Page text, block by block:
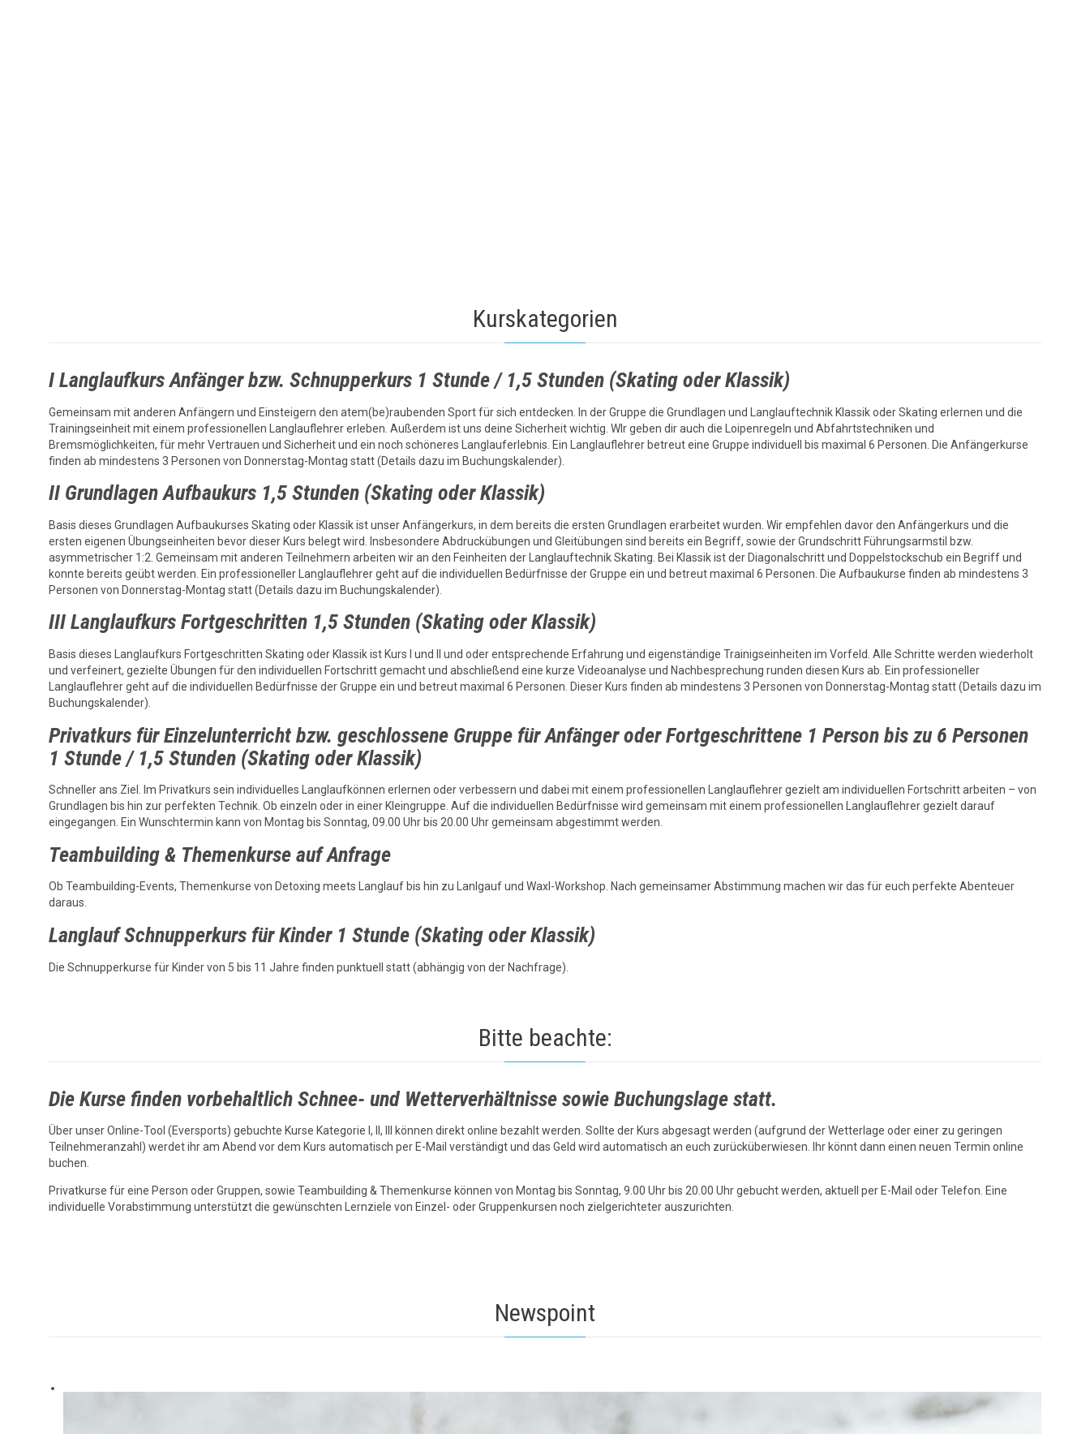
Kurskategorien
I Langlaufkurs Anfänger bzw. Schnupperkurs 1 Stunde / 1,5 Stunden (Skating oder Klassik)
Gemeinsam mit anderen Anfängern und Einsteigern den atem(be)raubenden Sport für sich entdecken. In der Gruppe die Grundlagen und Langlauftechnik Klassik oder Skating erlernen und die
Trainingseinheit mit einem professionellen Langlauflehrer erleben. Außerdem ist uns deine Sicherheit wichtig. WIr geben dir auch die Loipenregeln und Abfahrtstechniken und
Bremsmöglichkeiten, für mehr Vertrauen und Sicherheit und ein noch schöneres Langlauferlebnis. Ein Langlauflehrer betreut eine Gruppe individuell bis maximal 6 Personen. Die Anfängerkurse
finden ab mindestens 3 Personen von Donnerstag-Montag statt (Details dazu im Buchungskalender).
II Grundlagen Aufbaukurs 1,5 Stunden (Skating oder Klassik)
Basis dieses Grundlagen Aufbaukurses Skating oder Klassik ist unser Anfängerkurs, in dem bereits die ersten Grundlagen erarbeitet wurden. Wir empfehlen davor den Anfängerkurs und die
ersten eigenen Übungseinheiten bevor dieser Kurs belegt wird. Insbesondere Abdruckübungen und Gleitübungen sind bereits ein Begriff, sowie der Grundschritt Führungsarmstil bzw.
asymmetrischer 1:2. Gemeinsam mit anderen Teilnehmern arbeiten wir an den Feinheiten der Langlauftechnik Skating. Bei Klassik ist der Diagonalschritt und Doppelstockschub ein Begriff und
konnte bereits geübt werden. Ein professioneller Langlauflehrer geht auf die individuellen Bedürfnisse der Gruppe ein und betreut maximal 6 Personen. Die Aufbaukurse finden ab mindestens 3
Personen von Donnerstag-Montag statt (Details dazu im Buchungskalender).
III Langlaufkurs Fortgeschritten 1,5 Stunden (Skating oder Klassik)
Basis dieses Langlaufkurs Fortgeschritten Skating oder Klassik ist Kurs I und II und oder entsprechende Erfahrung und eigenständige Trainigseinheiten im Vorfeld. Alle Schritte werden wiederholt
und verfeinert, gezielte Übungen für den individuellen Fortschritt gemacht und abschließend eine kurze Videoanalyse und Nachbesprechung runden diesen Kurs ab. Ein professioneller
Langlauflehrer geht auf die individuellen Bedürfnisse der Gruppe ein und betreut maximal 6 Personen. Dieser Kurs finden ab mindestens 3 Personen von Donnerstag-Montag statt (Details dazu im
Buchungskalender).
Privatkurs für Einzelunterricht bzw. geschlossene Gruppe für Anfänger oder Fortgeschrittene 1 Person bis zu 6 Personen
1 Stunde / 1,5 Stunden (Skating oder Klassik)
Schneller ans Ziel. Im Privatkurs sein individuelles Langlaufkönnen erlernen oder verbessern und dabei mit einem professionellen Langlauflehrer gezielt am individuellen Fortschritt arbeiten – von
Grundlagen bis hin zur perfekten Technik. Ob einzeln oder in einer Kleingruppe. Auf die individuellen Bedürfnisse wird gemeinsam mit einem professionellen Langlauflehrer gezielt darauf
eingegangen. Ein Wunschtermin kann von Montag bis Sonntag, 09.00 Uhr bis 20.00 Uhr gemeinsam abgestimmt werden.
Teambuilding & Themenkurse auf Anfrage
Ob Teambuilding-Events, Themenkurse von Detoxing meets Langlauf bis hin zu Lanlgauf und Waxl-Workshop. Nach gemeinsamer Abstimmung machen wir das für euch perfekte Abenteuer
daraus.
Langlauf Schnupperkurs für Kinder 1 Stunde (Skating oder Klassik)
Die Schnupperkurse für Kinder von 5 bis 11 Jahre finden punktuell statt (abhängig von der Nachfrage).
Bitte beachte:
Die Kurse finden vorbehaltlich Schnee- und Wetterverhältnisse sowie Buchungslage statt.
Über unser Online-Tool (Eversports) gebuchte Kurse Kategorie I, II, III können direkt online bezahlt werden. Sollte der Kurs abgesagt werden (aufgrund der Wetterlage oder einer zu geringen
Teilnehmeranzahl) werdet ihr am Abend vor dem Kurs automatisch per E-Mail verständigt und das Geld wird automatisch an euch zurücküberwiesen. Ihr könnt dann einen neuen Termin online
buchen.
Privatkurse für eine Person oder Gruppen, sowie Teambuilding & Themenkurse können von Montag bis Sonntag, 9.00 Uhr bis 20.00 Uhr gebucht werden, aktuell per E-Mail oder Telefon. Eine
individuelle Vorabstimmung unterstützt die gewünschten Lernziele von Einzel- oder Gruppenkursen noch zielgerichteter auszurichten.
Newspoint